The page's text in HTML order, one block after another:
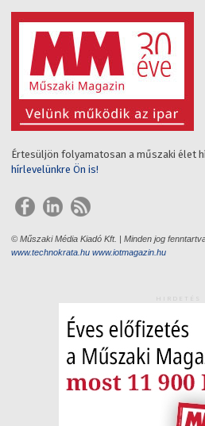
Értesüljön folyamatosan a műszaki élet
hírlevelünkre Ön is!
© Műszaki Média Kiadó Kft. | Minden jog
www.technokrata.hu www.iotmagazin.hu
HIRDETÉS